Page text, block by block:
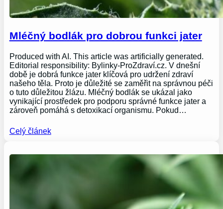
Mléčný bodlák pro dobrou funkci jater
Produced with AI. This article was artificially generated.
Editorial responsibility: Bylinky-ProZdraví.cz. V dnešní
době je dobrá funkce jater klíčová pro udržení zdraví
našeho těla. Proto je důležité se zaměřit na správnou péči
o tuto důležitou žlázu. Mléčný bodlák se ukázal jako
vynikající prostředek pro podporu správné funkce jater a
zároveň pomáhá s detoxikací organismu. Pokud…
Celý článek